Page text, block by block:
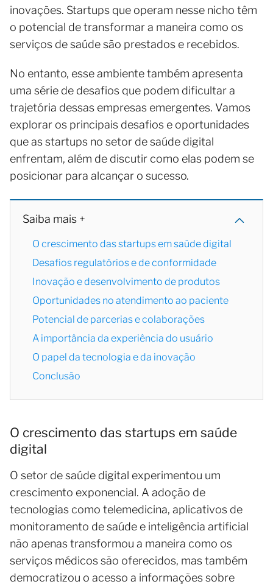
inovações. Startups que operam nesse nicho têm
o potencial de transformar a maneira como os
serviços de saúde são prestados e recebidos.
No entanto, esse ambiente também apresenta
uma série de desafios que podem dificultar a
trajetória dessas empresas emergentes. Vamos
explorar os principais desafios e oportunidades
que as startups no setor de saúde digital
enfrentam, além de discutir como elas podem se
posicionar para alcançar o sucesso.
Saiba mais +
O crescimento das startups em saúde digital
Desafios regulatórios e de conformidade
Inovação e desenvolvimento de produtos
Oportunidades no atendimento ao paciente
Potencial de parcerias e colaborações
A importância da experiência do usuário
O papel da tecnologia e da inovação
Conclusão
O crescimento das startups em saúde
digital
O setor de saúde digital experimentou um
crescimento exponencial. A adoção de
tecnologias como telemedicina, aplicativos de
monitoramento de saúde e inteligência artificial
não apenas transformou a maneira como os
serviços médicos são oferecidos, mas também
democratizou o acesso a informações sobre